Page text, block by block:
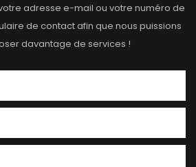
adresse e-mail ou votre numéro de
de contact afin que nous puissions
davantage de services !